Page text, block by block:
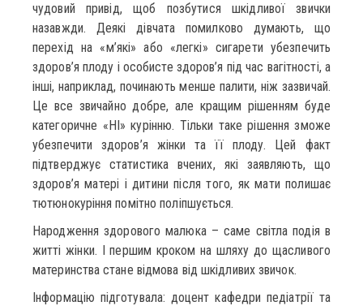
чудовий привід, щоб позбутися шкідливої звички
назавжди. Деякі дівчата помилково думають, що
перехід на «м’які» або «легкі» сигарети убезпечить
здоров’я плоду і особисте здоров’я під час вагітності, а
інші, наприклад, починають менше палити, ніж зазвичай.
Це все звичайно добре, але кращим рішенням буде
категоричне «НІ» курінню. Тільки таке рішення зможе
убезпечити здоров’я жінки та її плоду. Цей факт
підтверджує статистика вчених, які заявляють, що
здоров’я матері і дитини після того, як мати полишає
тютюнокуріння помітно поліпшується.
Народження здорового малюка – саме світла подія в
житті жінки. І першим кроком на шляху до щасливого
материнства стане відмова від шкідливих звичок.
Інформацію підготувала: доцент кафедри педіатрії та